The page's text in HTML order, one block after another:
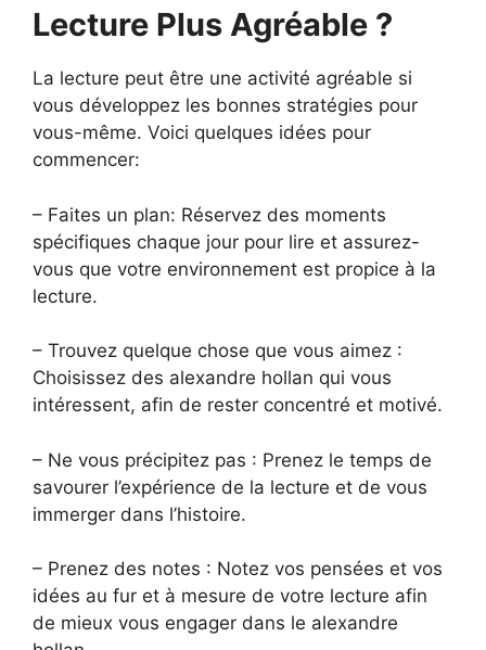
Lecture Plus Agréable ?
La lecture peut être une activité agréable si
vous développez les bonnes stratégies pour
vous-même. Voici quelques idées pour
commencer:
– Faites un plan: Réservez des moments
spécifiques chaque jour pour lire et assurez-
vous que votre environnement est propice à la
lecture.
– Trouvez quelque chose que vous aimez :
Choisissez des alexandre hollan qui vous
intéressent, afin de rester concentré et motivé.
– Ne vous précipitez pas : Prenez le temps de
savourer l’expérience de la lecture et de vous
immerger dans l’histoire.
– Prenez des notes : Notez vos pensées et vos
idées au fur et à mesure de votre lecture afin
de mieux vous engager dans le alexandre